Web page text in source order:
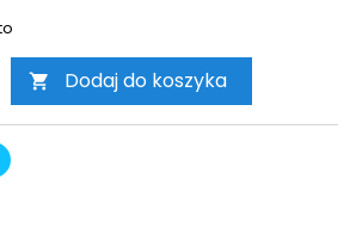
 Dodaj do koszyka